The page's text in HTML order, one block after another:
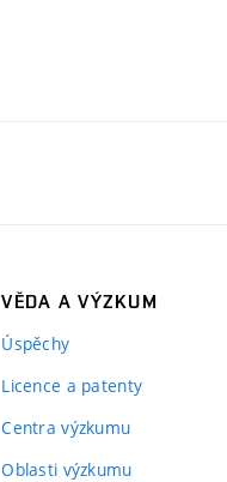
VĚDA A VÝZKUM
Úspěchy
Licence a patenty
Centra výzkumu
Oblasti výzkumu